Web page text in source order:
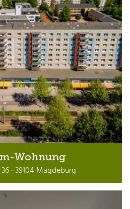
Wohnung
· 39104 Magdeburg